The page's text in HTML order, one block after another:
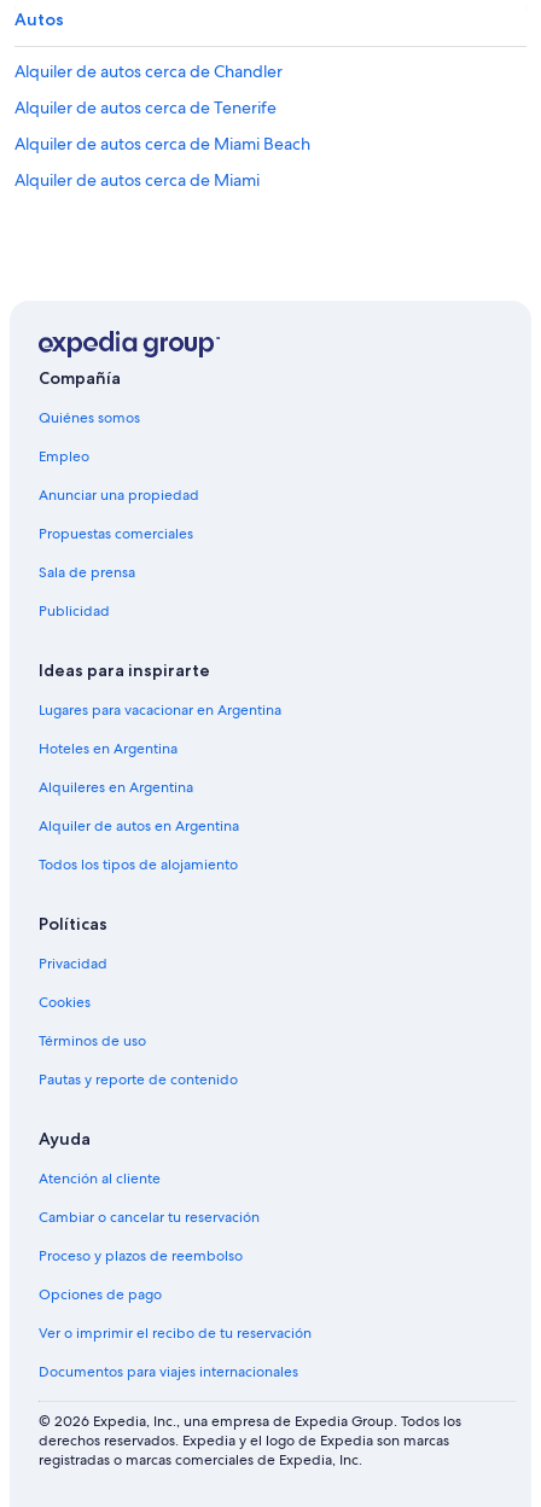
Autos
Alquiler de autos cerca de Chandler
Alquiler de autos cerca de Tenerife
Alquiler de autos cerca de Miami Beach
Alquiler de autos cerca de Miami
Compañía
Quiénes somos
Empleo
Anunciar una propiedad
Propuestas comerciales
Sala de prensa
Publicidad
Ideas para inspirarte
Lugares para vacacionar en Argentina
Hoteles en Argentina
Alquileres en Argentina
Alquiler de autos en Argentina
Todos los tipos de alojamiento
Políticas
Privacidad
Cookies
Términos de uso
Pautas y reporte de contenido
Ayuda
Atención al cliente
Cambiar o cancelar tu reservación
Proceso y plazos de reembolso
Opciones de pago
Ver o imprimir el recibo de tu reservación
Documentos para viajes internacionales
© 2026 Expedia, Inc., una empresa de Expedia Group. Todos los
derechos reservados. Expedia y el logo de Expedia son marcas
registradas o marcas comerciales de Expedia, Inc.